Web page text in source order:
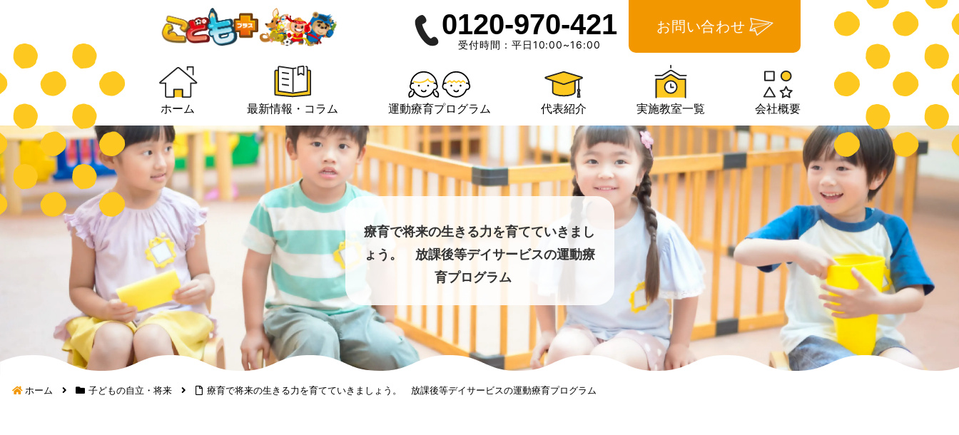
0120-970-421
受付時間：平日10:00~16:00
お問い合わせ
ホーム 最新情報・コラム 運動療育プログラム 代表紹介 実施教室一覧 会社概要
療育で将来の生きる力を育てていきまし
ょう。 放課後等デイサービスの運動療
育プログラム
ホーム 子どもの自立・将来 療育で将来の生きる力を育てていきましょう。 放課後等デイサービスの運動療育プログラム